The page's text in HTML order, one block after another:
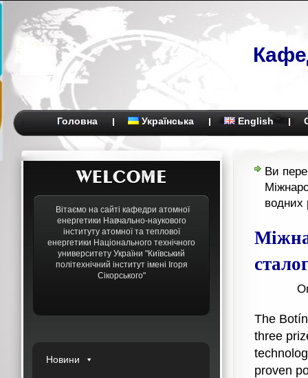
Головна Українська English
Вітаємо на сайті кафедри атомної
енергетики Навчально-наукового
інституту атомної та теплової
енергетики Національного технічного
университету України "Київський
політехнічний інститут імені Ігоря
Сікорського"
Новини
Ви
водних
The
three
proven